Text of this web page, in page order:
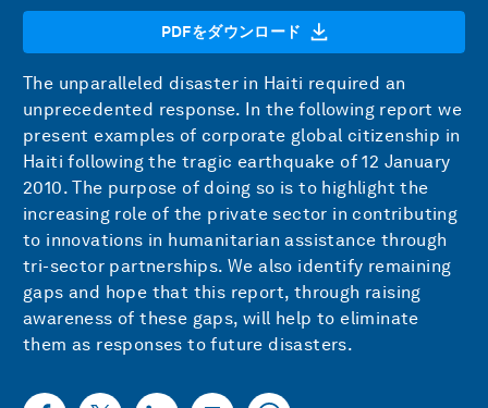
PDFをダウンロード
The unparalleled disaster in Haiti required an
unprecedented response. In the following report we
present examples of corporate global citizenship in
Haiti following the tragic earthquake of 12 January
2010. The purpose of doing so is to highlight the
increasing role of the private sector in contributing
to innovations in humanitarian assistance through
tri-sector partnerships. We also identify remaining
gaps and hope that this report, through raising
awareness of these gaps, will help to eliminate
them as responses to future disasters.